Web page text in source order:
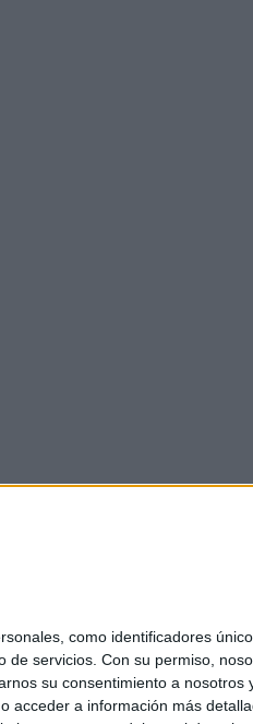
como identificadores
de servicios. Con su permiso,
su consentimiento a
a información más
de cookies